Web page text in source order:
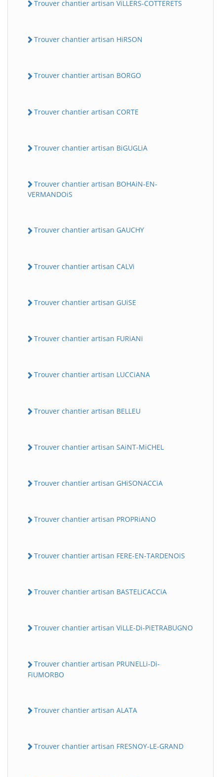
Trouver chantier artisan ViLLERS-COTTERETS
Trouver chantier artisan HiRSON
Trouver chantier artisan BORGO
Trouver chantier artisan CORTE
Trouver chantier artisan BiGUGLiA
Trouver chantier artisan BOHAiN-EN-
VERMANDOiS
Trouver chantier artisan GAUCHY
Trouver chantier artisan CALVi
Trouver chantier artisan GUiSE
Trouver chantier artisan FURiANi
Trouver chantier artisan LUCCiANA
Trouver chantier artisan BELLEU
Trouver chantier artisan SAiNT-MiCHEL
Trouver chantier artisan GHiSONACCiA
Trouver chantier artisan PROPRiANO
Trouver chantier artisan FERE-EN-TARDENOiS
Trouver chantier artisan BASTELiCACCiA
Trouver chantier artisan ViLLE-Di-PiETRABUGNO
Trouver chantier artisan PRUNELLi-Di-
FiUMORBO
Trouver chantier artisan ALATA
Trouver chantier artisan FRESNOY-LE-GRAND